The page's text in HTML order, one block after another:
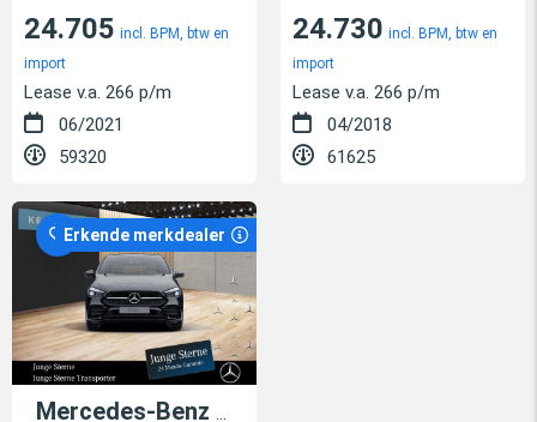
24.705 incl. BPM, btw en
import
Lease v.a. 266 p/m
06/2021
59320
24.730 incl. BPM, btw en
import
Lease v.a. 266 p/m
04/2018
61625
Erkende merkdealer